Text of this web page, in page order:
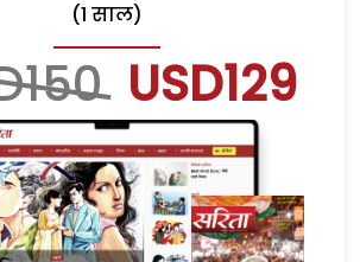
(1 साल)
USD129